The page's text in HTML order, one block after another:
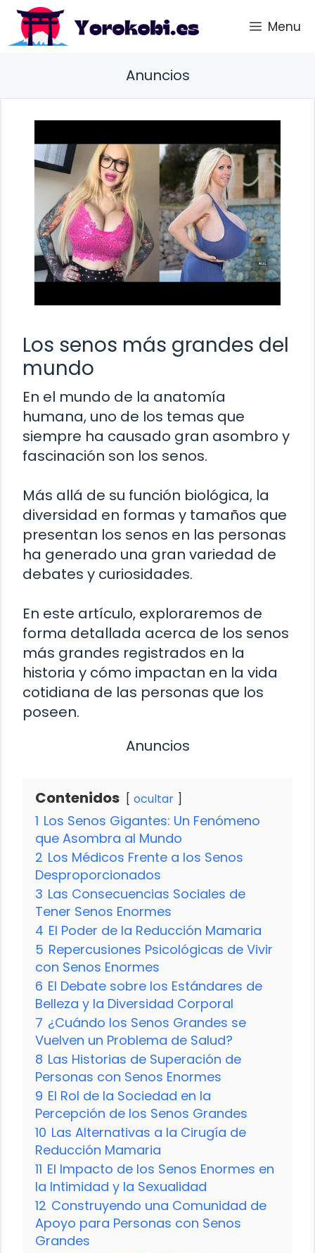
Saltar
contenido
Menu
Anuncios
Los senos más grandes del
mundo
En el mundo de la anatomía
humana, uno de los temas que
siempre ha causado gran asombro y
fascinación son los senos.
Más allá de su función biológica, la
diversidad en formas y tamaños que
presentan los senos en las personas
ha generado una gran variedad de
debates y curiosidades.
En este artículo, exploraremos de
forma detallada acerca de los senos
más grandes registrados en la
historia y cómo impactan en la vida
cotidiana de las personas que los
poseen.
Anuncios
Contenidos ocultar
1 Los Senos Gigantes: Un Fenómeno
que Asombra al Mundo
2 Los Médicos Frente a los Senos
Desproporcionados
3 Las Consecuencias Sociales de
Tener Senos Enormes
4 El Poder de la Reducción Mamaria
5 Repercusiones Psicológicas de Vivir
con Senos Enormes
6 El Debate sobre los Estándares de
Belleza y la Diversidad Corporal
7 ¿Cuándo los Senos Grandes se
Vuelven un Problema de Salud?
8 Las Historias de Superación de
Personas con Senos Enormes
9 El Rol de la Sociedad en la
Percepción de los Senos Grandes
10 Las Alternativas a la Cirugía de
Reducción Mamaria
11 El Impacto de los Senos Enormes en
la Intimidad y la Sexualidad
12 Construyendo una Comunidad de
Apoyo para Personas con Senos
Grandes